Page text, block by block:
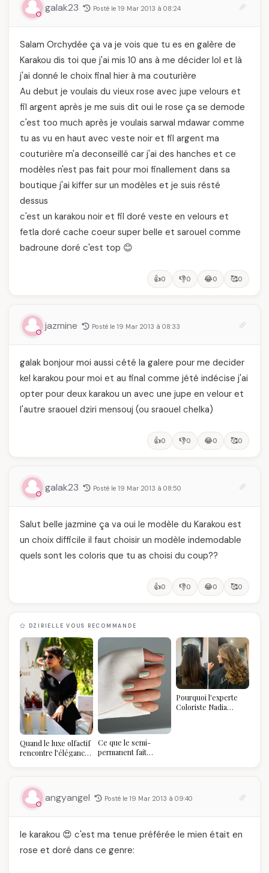
galak23 Posté le 19 Mar 2013 à 08:24
Salam Orchydée ça va je vois que tu es en galère de
Karakou dis toi que j'ai mis 10 ans à me décider lol et là
j'ai donné le choix final hier à ma couturière
Au debut je voulais du vieux rose avec jupe velours et
fil argent après je me suis dit oui le rose ça se demode
c'est too much après je voulais sarwal mdawar comme
tu as vu en haut avec veste noir et fil argent ma
couturière m'a deconseillé car j'ai des hanches et ce
modèles n'est pas fait pour moi finallement dans sa
boutique j'ai kiffer sur un modèles et je suis résté
dessus
c'est un karakou noir et fil doré veste en velours et
fetla doré cache coeur super belle et sarouel comme
badroune doré c'est top 😊
👍0 👎0 😂0 🥰0
jazmine Posté le 19 Mar 2013 à 08:33
galak bonjour moi aussi cété la galere pour me decider
kel karakou pour moi et au final comme jété indécise j'ai
opter pour deux karakou un avec une jupe en velour et
l'autre sraouel dziri mensouj (ou sraouel chelka)
👍0 👎0 😂0 🥰0
galak23 Posté le 19 Mar 2013 à 08:50
Salut belle jazmine ça va oui le modèle du Karakou est
un choix difficile il faut choisir un modèle indemodable
quels sont les coloris que tu as choisi du coup??
👍0 👎0 😂0 🥰0
DZIRIELLE VOUS RECOMMANDE
Quand le luxe olfactif
rencontre l’élégance
temps
Ce que le semi-
permanent fait
Pourquoi l'experte
Coloriste Nadia
angyangel Posté le 19 Mar 2013 à 09:40
le karakou 😍 c'est ma tenue préférée le mien était en
rose et doré dans ce genre: